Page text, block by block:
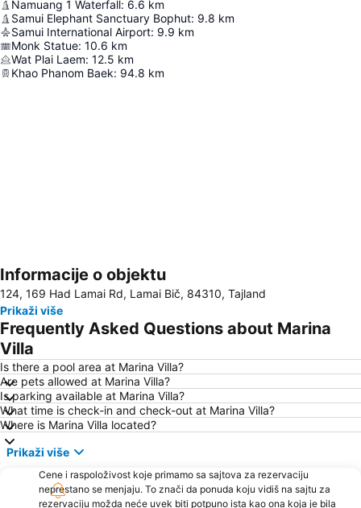
Namuang 1 Waterfall: 6.6 km
Samui Elephant Sanctuary Bophut: 9.8 km
Samui International Airport: 9.9 km
Monk Statue: 10.6 km
Wat Plai Laem: 12.5 km
Khao Phanom Baek: 94.8 km
Proširi mapu
Informacije o objektu
124, 169 Had Lamai Rd, Lamai Bič, 84310, Tajland
Prikaži više
Frequently Asked Questions about Marina
Villa
Is there a pool area at Marina Villa?
Are pets allowed at Marina Villa?
Is parking available at Marina Villa?
What time is check-in and check-out at Marina Villa?
Where is Marina Villa located?
Prikaži više
Cene i raspoloživost koje primamo sa sajtova za rezervaciju
neprestano se menjaju. To znači da ponuda koju vidiš na sajtu za
rezervaciju možda neće uvek biti potpuno ista kao ona koja je bila